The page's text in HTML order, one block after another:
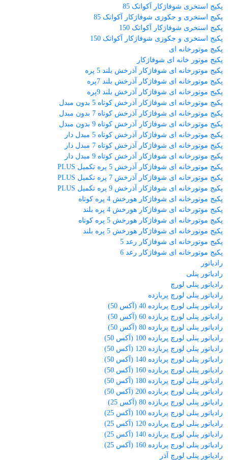
پکیج استخری شوفاژکار آکواتک 85
پکیج استخری و جکوزی شوفاژکار آکواتک 85
پکیج استخری شوفاژکار آکواتک 150
پکیج استخری و جکوزی شوفاژکار آکواتک 150
پکیج موتورخانه ای
پکیج موتور خانه ای شوفاژکار
پکیج موتورخانه ای شوفاژکار آذرخش بلند 5 پره
پکیج موتورخانه ای شوفاژکار آذرخش بلند 7پره
پکیج موتورخانه ای شوفاژکار آذرخش بلند 9پره
پکیج موتورخانه ای شوفاژکار آذرخش کوتاه 5 بدون مبدل
پکیج موتورخانه ای شوفاژکار آذرخش کوتاه 7 بدون مبدل
پکیج موتورخانه ای شوفاژکار آذرخش کوتاه 9 بدون مبدل
پکیج موتورخانه ای شوفاژکار آذرخش کوتاه 5 مبدل دار
پکیج موتورخانه ای شوفاژکار آذرخش کوتاه 7 مبدل دار
پکیج موتورخانه ای شوفاژکار آذرخش کوتاه 9 مبدل دار
پکیج موتورخانه ای شوفاژکار آذرخش 5 پره تکمیل PLUS
پکیج موتورخانه ای شوفاژکار آذرخش 7 پره تکمیل PLUS
پکیج موتورخانه ای شوفاژکار آذرخش 9 پره تکمیل PLUS
پکیج موتورخانه ای شوفاژکار هورخش 4 پره کوتاه
پکیج موتورخانه ای شوفاژکار هورخش 4 پره بلند
پکیج موتورخانه ای شوفاژکار هورخش 5 پره کوتاه
پکیج موتورخانه ای شوفاژکار هورخش 5 پره بلند
پکیج موتورخانه ای شوفاژکار رعد 5
پکیج موتورخانه ای شوفاژکار رعد 6
رادیاتور
رادیاتور پنلی
رادیاتور پنلی لورچ
رادیاتور پنلی لورچ پربازده
رادیاتور پنلی لورچ پربازده 40 (آکس 50)
رادیاتور پنلی لورچ پربازده 60 (آکس 50)
رادیاتور پنلی لورچ پربازده 80 (آکس 50)
رادیاتور پنلی لورچ پربازده 100 (آکس 50)
رادیاتور پنلی لورچ پربازده 120 (آکس 50)
رادیاتور پنلی لورچ پربازده 140 (آکس 50)
رادیاتور پنلی لورچ پربازده 160 (آکس 50)
رادیاتور پنلی لورچ پربازده 180 (آکس 50)
رادیاتور پنلی لورچ پربازده 200 (آکس 50)
رادیاتور پنلی لورچ پربازده 80 (آکس 25)
رادیاتور پنلی لورچ پربازده 100 (آکس 25)
رادیاتور پنلی لورچ پربازده 120 (آکس 25)
رادیاتور پنلی لورچ پربازده 140 (آکس 25)
رادیاتور پنلی لورچ پربازده 160 (آکس 25)
رادیاتور پنلی لورچ آذر